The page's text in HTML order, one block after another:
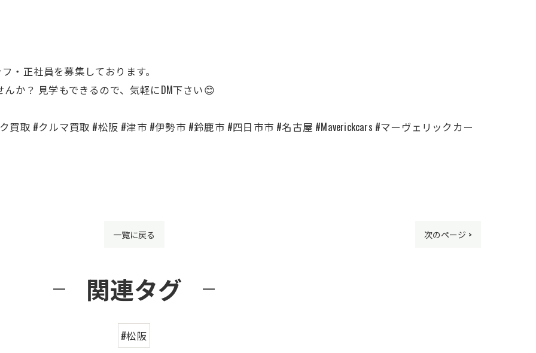
・正社員を募集しております。
か？ 見学もできるので、気軽にDM下さい😊
取 #クルマ買取 #松阪 #津市 #伊勢市 #鈴鹿市 #四日市市 #名古屋 #Maverickcars #マーヴェリックカー
一覧に戻る 次のページ >
関連タグ
#松阪